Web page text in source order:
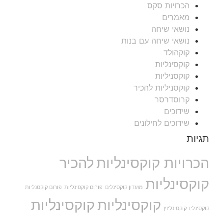
הכרויות סקס
מאמרים
נושאי שיחה
נושאי שיחה עם בנות
קוקהולד
קוקסינליות
קוקסניליות
קוקסניליות להכיר
קרוסדרסר
שידוכים
שידוכים לחילונים
תגיות
הכרויות קוקסינליות להכיר
קוקסינליות מועדון קוקסינלים פורום קוקסינליות פורום קוקסנליות
קוקסינליו קוקסינליוץ קוקסינליות קוקסינליות